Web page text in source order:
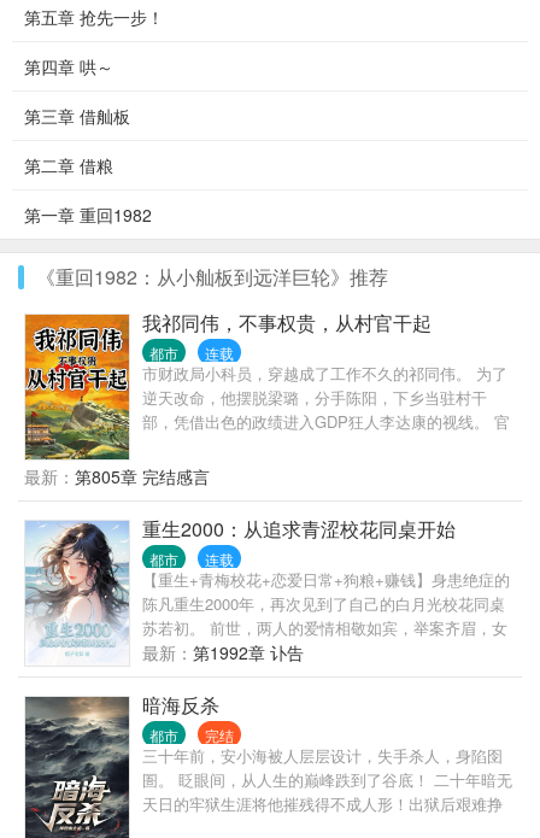
第五章 抢先一步！
第四章 哄～
第三章 借舢板
第二章 借粮
第一章 重回1982
《重回1982：从小舢板到远洋巨轮》推荐
我祁同伟，不事权贵，从村官干起
都市 连载
市财政局小科员，穿越成了工作不久的祁同伟。 为了
逆天改命，他摆脱梁璐，分手陈阳，下乡当驻村干
部，凭借出色的政绩进入GDP狂人李达康的视线。 官
最新： 第805章 完结感言
重生2000：从追求青涩校花同桌开始
都市 连载
【重生+青梅校花+恋爱日常+狗粮+赚钱】身患绝症的
陈凡重生2000年，再次见到了自己的白月光校花同桌
苏若初。 前世，两人的爱情相敬如宾，举案齐眉，女
友却因为一场车祸意外身亡。陈凡抱憾终身。 这一
世，陈凡发誓绝不放手，要创造一个崭新的商业帝
国，给她最完美的爱情跟未来。 “苏若初，这辈子我要
牵着你的手，看尽星河灿烂，人间繁华！”
最新： 第1992章 讣告
暗海反杀
都市 完结
三十年前，安小海被人层层设计，失手杀人，身陷囹
圄。 眨眼间，从人生的巅峰跌到了谷底！ 二十年暗无
天日的牢狱生涯将他摧残得不成人形！出狱后艰难挣